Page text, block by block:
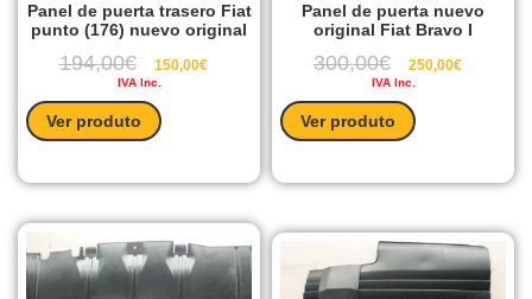
Panel de puerta trasero Fiat
punto (176) nuevo original
194,00€ 150,00€
IVA Inc.
Ver produto
Panel de puerta nuevo
original Fiat Bravo I
300,00€ 250,00€
IVA Inc.
Ver produto